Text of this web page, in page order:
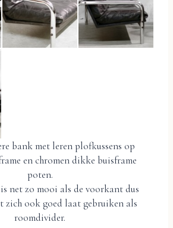
bank met leren plofkussens op
en chromen dikke buisframe
poten.
net zo mooi als de voorkant dus
zich ook goed laat gebruiken als
roomdivider.